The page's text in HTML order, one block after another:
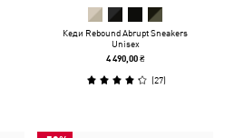
Кеди Rebound Abrupt Sneakers
Unisex
4 490,00 ₴
(27)